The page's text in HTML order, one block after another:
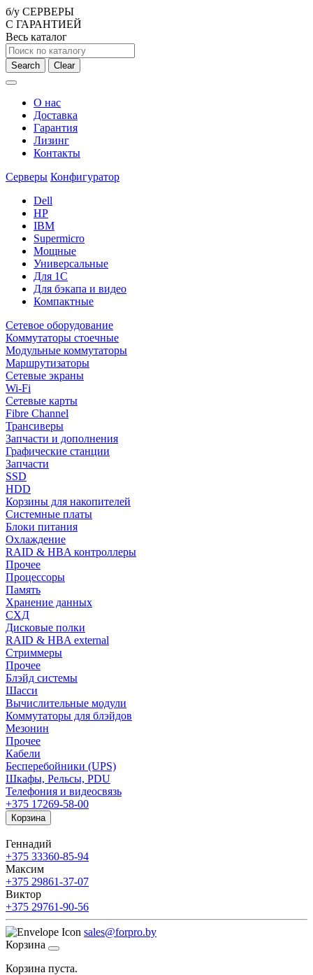
б/у СЕРВЕРЫ
С ГАРАНТИЕЙ
Весь каталог
Search Clear
О нас
Доставка
Гарантия
Лизинг
Контакты
Серверы Конфигуратор
Dell
HP
IBM
Supermicro
Мощные
Универсальные
Для 1С
Для бэкапа и видео
Компактные
Сетевое оборудование
Коммутаторы стоечные
Модульные коммутаторы
Маршрутизаторы
Сетевые экраны
Wi-Fi
Сетевые карты
Fibre Channel
Трансиверы
Запчасти и дополнения
Графические станции
Запчасти
SSD
HDD
Корзины для накопителей
Системные платы
Блоки питания
Охлаждение
RAID & HBA контроллеры
Прочее
Процессоры
Память
Хранение данных
СХД
Дисковые полки
RAID & HBA external
Стриммеры
Прочее
Блэйд системы
Шасси
Вычислительные модули
Коммутаторы для блэйдов
Мезонин
Прочее
Кабели
Бесперебойники (UPS)
Шкафы, Рельсы, PDU
Телефония и видеосвязь
+375 17269-58-00
Корзина
Геннадий
+375 33360-85-94
Максим
+375 29861-37-07
Виктор
+375 29761-90-56
sales@forpro.by
Корзина
Корзина пуста.